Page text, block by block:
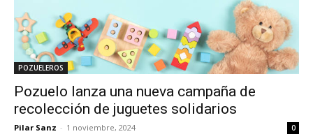
POZUELEROS
Pozuelo lanza una nueva campaña de
recolección de juguetes solidarios
Pilar Sanz - 1 noviembre, 2024 0